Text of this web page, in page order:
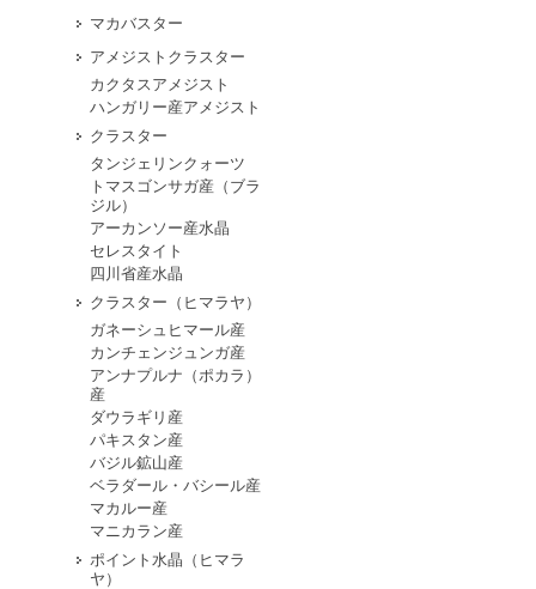
マカバスター
アメジストクラスター
カクタスアメジスト
ハンガリー産アメジスト
クラスター
タンジェリンクォーツ
トマスゴンサガ産（ブラ
ジル）
アーカンソー産水晶
セレスタイト
四川省産水晶
クラスター（ヒマラヤ）
ガネーシュヒマール産
カンチェンジュンガ産
アンナプルナ（ポカラ）
産
ダウラギリ産
パキスタン産
バジル鉱山産
ベラダール・バシール産
マカルー産
マニカラン産
ポイント水晶（ヒマラ
ヤ）